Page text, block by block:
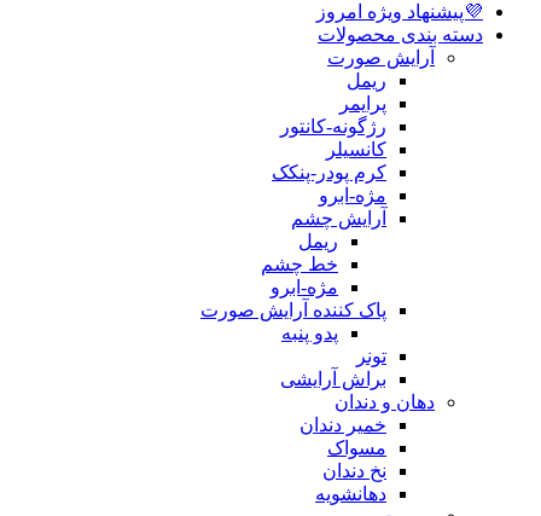
💜پیشنهاد ویژه امروز
دسته بندی محصولات
آرایش صورت
ریمل
پرایمر
رژگونه-کانتور
کانسیلر
کرم پودر-پنکک
مژه-ابرو
آرایش چشم
ریمل
خط چشم
مژه-ابرو
پاک کننده آرایش صورت
پدو پنبه
تونر
براش آرایشی
دهان و دندان
خمیر دندان
مسواک
نخ دندان
دهانشویه